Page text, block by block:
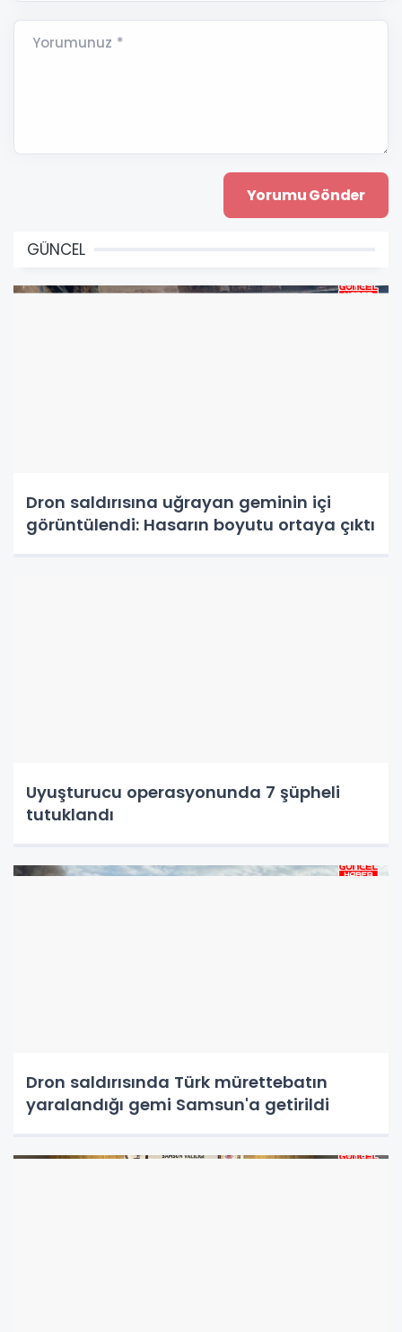
Yorumunuz *
GÜNCEL
Dron saldırısına uğrayan geminin içi
görüntülendi: Hasarın boyutu ortaya çıktı
Uyuşturucu operasyonunda 7 şüpheli
tutuklandı
Dron saldırısında Türk mürettebatın
yaralandığı gemi Samsun'a getirildi